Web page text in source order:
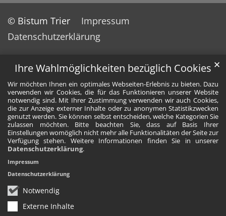
Ihre Wahlmöglichkeiten bezüglich Cookies
Wir möchten Ihnen ein optimales Webseiten-Erlebnis zu bieten. Dazu
verwenden wir Cookies, die für das Funktionieren unserer Website
notwendig sind. Mit Ihrer Zustimmung verwenden wir auch Cookies,
die zur Anzeige externer Inhalte oder zu anonymen Statistikzwecken
genutzt werden. Sie können selbst entscheiden, welche Kategorien Sie
zulassen möchten. Bitte beachten Sie, dass auf Basis Ihrer
Einstellungen womöglich nicht mehr alle Funktionalitäten der Seite zur
Verfügung stehen. Weitere Informationen finden Sie in unserer
Datenschutzerklärung.
Notwendig
Externe Inhalte
✕
Impressum
Datenschutzerklärung
© Bistum Trier
Impressum
Datenschutzerklärung